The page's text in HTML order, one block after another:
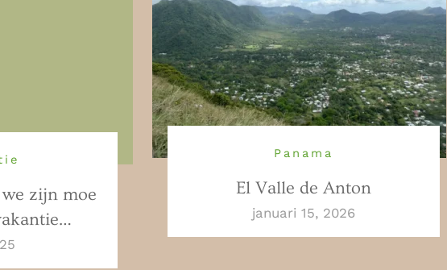
zijn moe
Panama
El Valle de Anton
januari 15, 2026